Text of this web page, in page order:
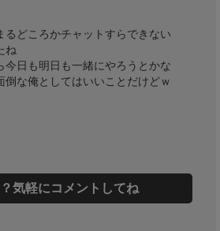
るどころかチャットすらできない
ね
今日も明日も一緒にやろうとかな
倒な俺としてはいいことだけどｗ
気軽にコメントしてね